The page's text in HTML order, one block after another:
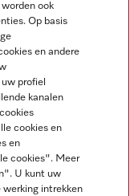
ook
Op basis
en andere
profiel
kanalen
cookies en
en
cookies". Meer
U kunt uw
intrekken